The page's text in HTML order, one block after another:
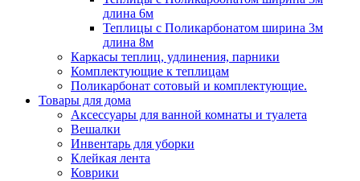
длина 6м
Теплицы с Поликарбонатом ширина 3м
длина 8м
Каркасы теплиц, удлинения, парники
Комплектующие к теплицам
Поликарбонат сотовый и комплектующие.
Товары для дома
Аксессуары для ванной комнаты и туалета
Вешалки
Инвентарь для уборки
Клейкая лента
Коврики